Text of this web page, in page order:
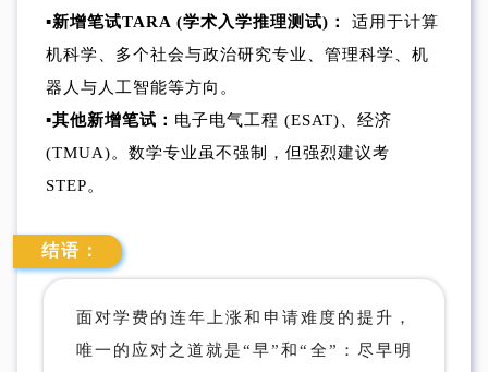
▪︎新增笔试TARA (学术入学推理测试)： 适用于计算
机科学、多个社会与政治研究专业、管理科学、机
器人与人工智能等方向。
▪︎其他新增笔试： 电子电气工程 (ESAT)、经济
(TMUA)。数学专业虽不强制，但强烈建议考
STEP。
结语：
面对学费的连年上涨和申请难度的提升，
唯一的应对之道就是“早”和“全”：尽早明